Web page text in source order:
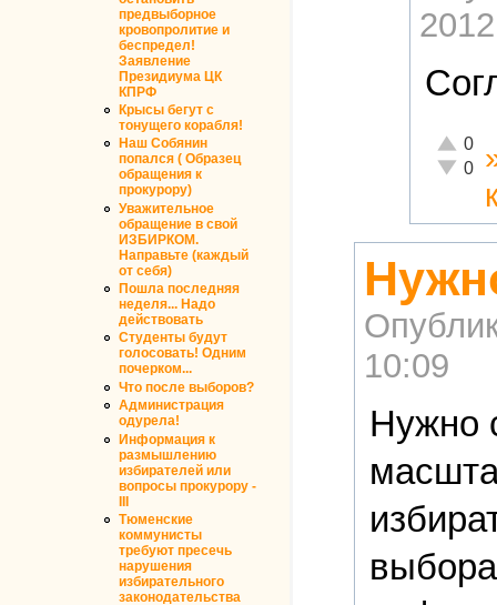
предвыборное
кровопролитие и
беспредел!
Заявление
Президиума ЦК
КПРФ
Крысы бегут с
тонущего корабля!
Наш Собянин
попался ( Образец
обращения к
прокурору)
Уважительное
обращение в свой
ИЗБИРКОМ.
Направьте (каждый
от себя)
Пошла последняя
неделя... Надо
действовать
Студенты будут
голосовать! Одним
почерком...
Что после выборов?
Администрация
одурела!
Информация к
размышлению
избирателей или
вопросы прокурору -
III
Тюменские
коммунисты
требуют пресечь
нарушения
избирательного
законодательства
0
0
10:09
Нужно